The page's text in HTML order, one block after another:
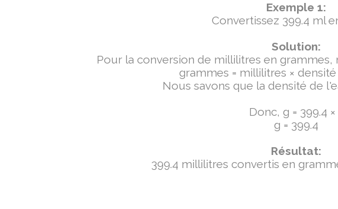
Exemple 1:
Convertissez 399.4 ml
Solution:
Pour la conversion de millilitres en
grammes = millilitres ×
Nous savons que la densité de
Donc, g = 399.4 ×
g = 399.4
Résultat:
399.4 millilitres convertis en